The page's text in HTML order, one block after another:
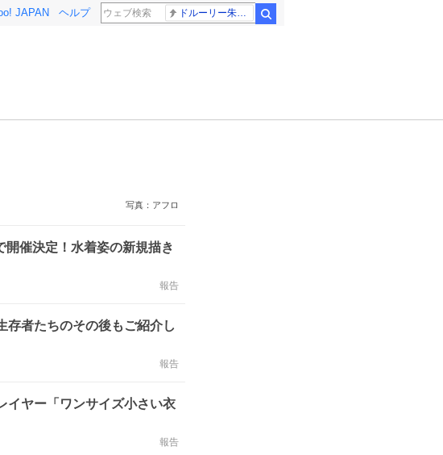
JAPAN ヘルプ
写真：アフロ
催決定！水着姿の新規描き
報告
存者たちのその後もご紹介し
報告
イヤー「ワンサイズ小さい衣
報告